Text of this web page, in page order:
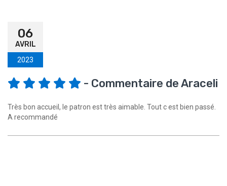
06
AVRIL
2023
- Commentaire de Araceli
Très bon accueil, le patron est très aimable. Tout c est bien passé.
A recommandé